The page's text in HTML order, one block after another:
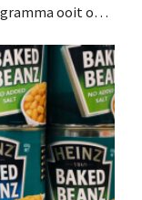
ooit om